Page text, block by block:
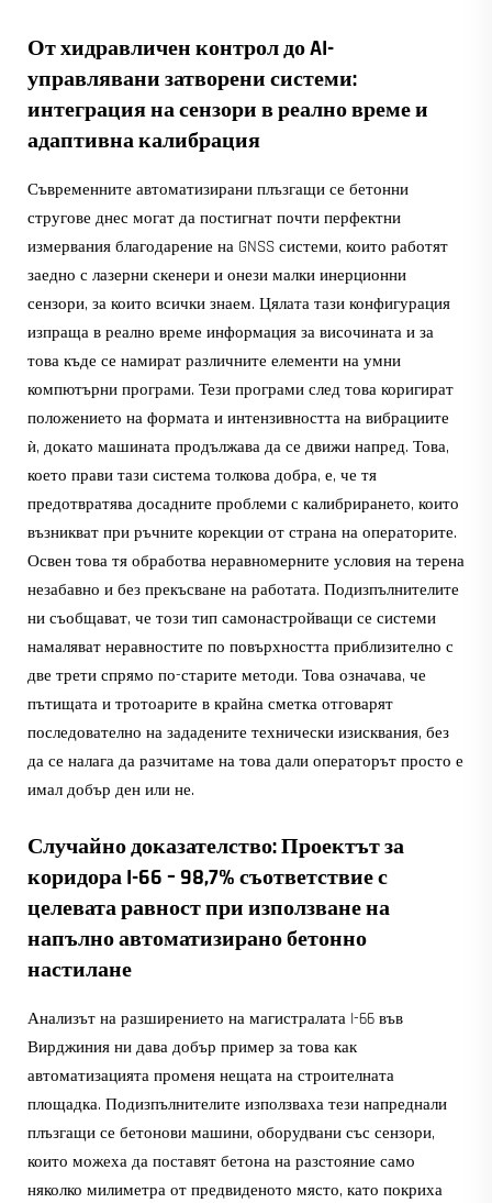
От хидравличен контрол до AI-
управлявани затворени системи:
интеграция на сензори в реално време и
адаптивна калибрация
Съвременните автоматизирани плъзгащи се бетонни
стругове днес могат да постигнат почти перфектни
измервания благодарение на GNSS системи, които работят
заедно с лазерни скенери и онези малки инерционни
сензори, за които всички знаем. Цялата тази конфигурация
изпраща в реално време информация за височината и за
това къде се намират различните елементи на умни
компютърни програми. Тези програми след това коригират
положението на формата и интензивността на вибрациите
ѝ, докато машината продължава да се движи напред. Това,
което прави тази система толкова добра, е, че тя
предотвратява досадните проблеми с калибрирането, които
възникват при ръчните корекции от страна на операторите.
Освен това тя обработва неравномерните условия на терена
незабавно и без прекъсване на работата. Подизпълнителите
ни съобщават, че този тип самонастройващи се системи
намаляват неравностите по повърхността приблизително с
две трети спрямо по-старите методи. Това означава, че
пътищата и тротоарите в крайна сметка отговарят
последователно на зададените технически изисквания, без
да се налага да разчитаме на това дали операторът просто е
имал добър ден или не.
Случайно доказателство: Проектът за
коридора I-66 – 98,7% съответствие с
целевата равност при използване на
напълно автоматизирано бетонно
настилане
Анализът на разширението на магистралата I-66 във
Вирджиния ни дава добър пример за това как
автоматизацията променя нещата на строителната
площадка. Подизпълнителите използваха тези напреднали
плъзгащи се бетонови машини, оборудвани със сензори,
които можеха да поставят бетона на разстояние само
няколко милиметра от предвиденото място, като покриха